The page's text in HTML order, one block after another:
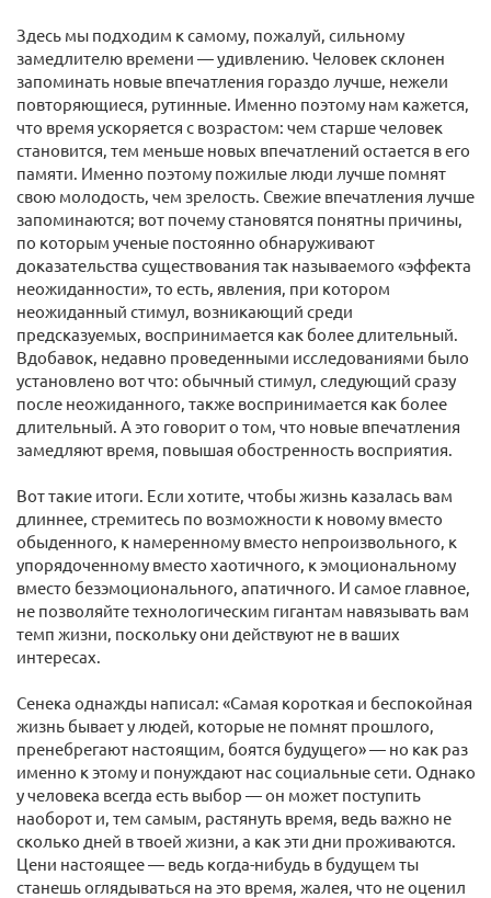
Здесь мы подходим к самому, пожалуй, сильному
замедлителю времени — удивлению. Человек склонен
запоминать новые впечатления гораздо лучше, нежели
повторяющиеся, рутинные. Именно поэтому нам кажется,
что время ускоряется с возрастом: чем старше человек
становится, тем меньше новых впечатлений остается в его
памяти. Именно поэтому пожилые люди лучше помнят
свою молодость, чем зрелость. Свежие впечатления лучше
запоминаются; вот почему становятся понятны причины,
по которым ученые постоянно обнаруживают
доказательства существования так называемого «эффекта
неожиданности», то есть, явления, при котором
неожиданный стимул, возникающий среди
предсказуемых, воспринимается как более длительный.
Вдобавок, недавно проведенными исследованиями было
установлено вот что: обычный стимул, следующий сразу
после неожиданного, также воспринимается как более
длительный. А это говорит о том, что новые впечатления
замедляют время, повышая обостренность восприятия.
Вот такие итоги. Если хотите, чтобы жизнь казалась вам
длиннее, стремитесь по возможности к новому вместо
обыденного, к намеренному вместо непроизвольного, к
упорядоченному вместо хаотичного, к эмоциональному
вместо безэмоционального, апатичного. И самое главное,
не позволяйте технологическим гигантам навязывать вам
темп жизни, поскольку они действуют не в ваших
интересах.
Сенека однажды написал: «Самая короткая и беспокойная
жизнь бывает у людей, которые не помнят прошлого,
пренебрегают настоящим, боятся будущего» — но как раз
именно к этому и понуждают нас социальные сети. Однако
у человека всегда есть выбор — он может поступить
наоборот и, тем самым, растянуть время, ведь важно не
сколько дней в твоей жизни, а как эти дни проживаются.
Цени настоящее — ведь когда-нибудь в будущем ты
станешь оглядываться на это время, жалея, что не оценил